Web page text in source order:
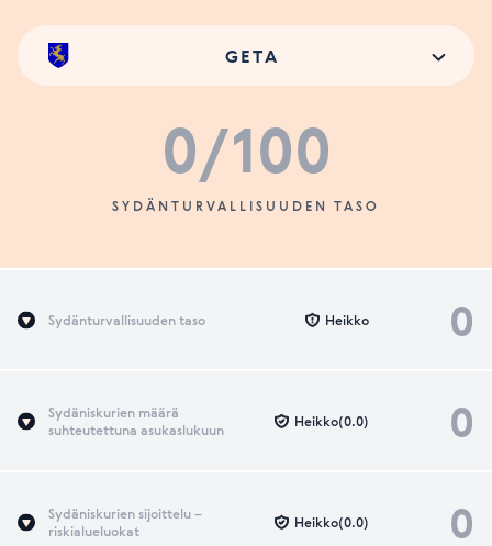
GETA
0/100
SYDÄNTURVALLISUUDEN TASO
Sydänturvallisuuden taso 0
Heikko
Sydäniskurien määrä
suhteutettuna asukaslukuun
0
Heikko(0.0)
Sydäniskurien sijoittelu –
riskialueluokat
0
Heikko(0.0)